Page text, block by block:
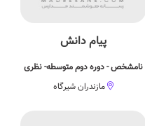
پیام دانش
نامشخص - دوره دوم متوسطه- نظری
مازندران شیرگاه